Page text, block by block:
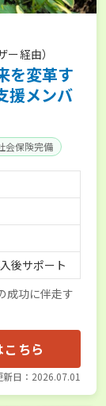
経由）
を変革す
援メンバ
会保険完備
後サポート
成功に伴走す
こちら
新日：2026.07.01